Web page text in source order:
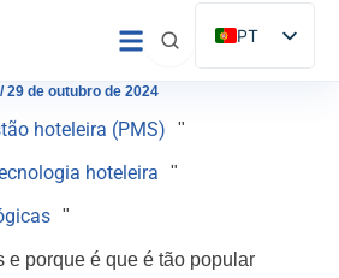
PT
ES
/29 de outubro de 2024
hoteleira (PMS) "
hoteleira "
"
e porque é que é tão popular